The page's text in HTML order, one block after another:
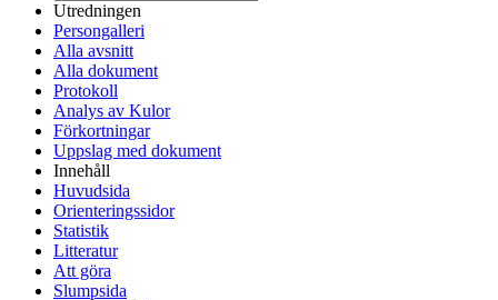
Utredningen
Persongalleri
Alla avsnitt
Alla dokument
Protokoll
Analys av Kulor
Förkortningar
Uppslag med dokument
Innehåll
Huvudsida
Orienteringssidor
Statistik
Litteratur
Att göra
Slumpsida